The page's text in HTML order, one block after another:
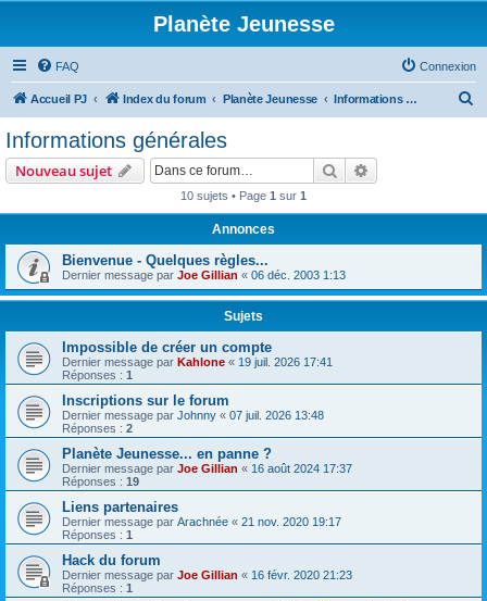
Planète Jeunesse
FAQ Connexion
Accueil PJ Index du forum Planète Jeunesse Informations générales
e
r
Informations générales
Nouveau sujet Rechercher
10 sujets • Page 1 sur 1
Annonces
Bienvenue - Quelques règles...
Dernier message par Joe Gillian « 06 déc. 2003 1:13
Sujets
Impossible de créer un compte
Dernier message par Kahlone « 19 juil. 2026 17:41
Réponses : 1
Inscriptions sur le forum
Dernier message par Johnny « 07 juil. 2026 13:48
Réponses : 2
Planète Jeunesse... en panne ?
Dernier message par Joe Gillian « 16 août 2024 17:37
Réponses : 19
Liens partenaires
Dernier message par Arachnée « 21 nov. 2020 19:17
Réponses : 1
Hack du forum
Dernier message par Joe Gillian « 16 févr. 2020 21:23
Réponses : 1